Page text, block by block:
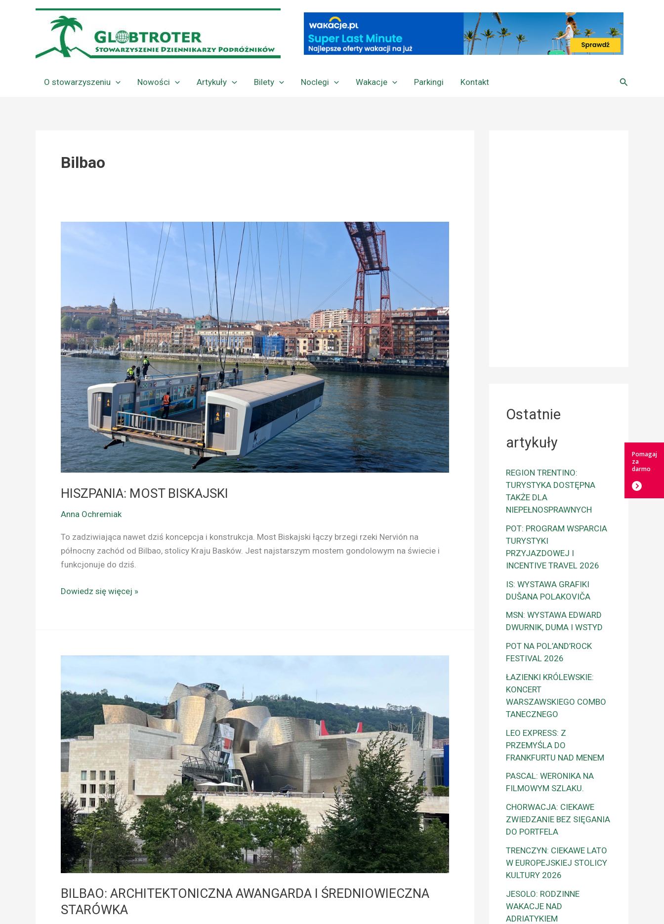
O stowarzyszeniu Nowości Artykuły Bilety Noclegi Wakacje Parkingi Kontakt Szukaj
Bilbao
HISZPANIA: MOST BISKAJSKI
Anna Ochremiak
To zadziwiająca nawet dziś koncepcja i konstrukcja. Most Biskajski łączy brzegi rzeki Nervión na
północny zachód od Bilbao, stolicy Kraju Basków. Jest najstarszym mostem gondolowym na świecie i
funkcjonuje do dziś.
Dowiedz się więcej »
BILBAO: ARCHITEKTONICZNA AWANGARDA I ŚREDNIOWIECZNA
STARÓWKA
AWANGARDA
I
ŚREDNIOWIECZNA
STARÓWKA
Ostatnie
artykuły
REGION TRENTINO:
TURYSTYKA DOSTĘPNA
TAKŻE DLA
NIEPEŁNOSPRAWNYCH
POT: PROGRAM WSPARCIA
TURYSTYKI
PRZYJAZDOWEJ I
INCENTIVE TRAVEL 2026
IS: WYSTAWA GRAFIKI
DUŠANA POLAKOVIČA
MSN: WYSTAWA EDWARD
DWURNIK, DUMA I WSTYD
POT NA POL’AND’ROCK
FESTIVAL 2026
ŁAZIENKI KRÓLEWSKIE:
KONCERT
WARSZAWSKIEGO COMBO
TANECZNEGO
LEO EXPRESS: Z
PRZEMYŚLA DO
FRANKFURTU NAD MENEM
PASCAL: WERONIKA NA
FILMOWYM SZLAKU.
CHORWACJA: CIEKAWE
ZWIEDZANIE BEZ SIĘGANIA
DO PORTFELA
TRENCZYN: CIEKAWE LATO
W EUROPEJSKIEJ STOLICY
KULTURY 2026
JESOLO: RODZINNE
WAKACJE NAD
ADRIATYKIEM
Pomagaj
za
darmo